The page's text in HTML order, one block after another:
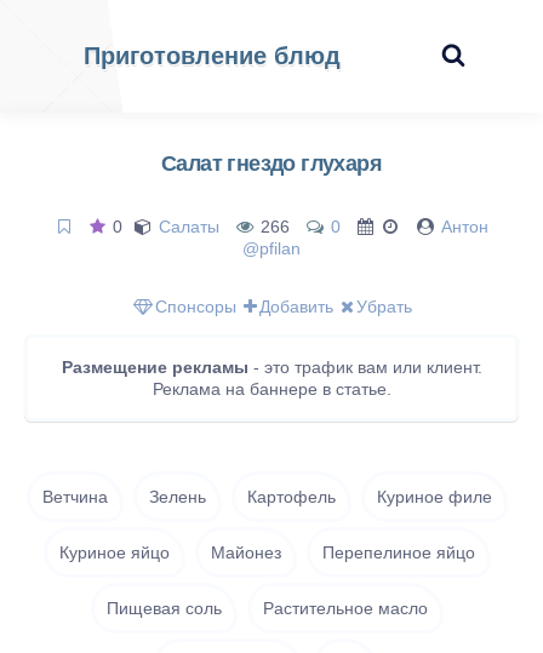
Приготовление блюд
Салат гнездо глухаря
0 Салаты 266 0
Антон
@pfilan
Спонсоры Добавить Убрать
Размещение рекламы - это трафик вам или клиент.
Реклама на баннере в статье.
Ветчина Зелень Картофель Куриное филе
Куриное яйцо Майонез Перепелиное яйцо
Пищевая соль Растительное масло